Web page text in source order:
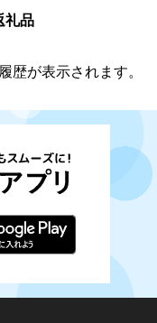
礼品
歴が表示されます。